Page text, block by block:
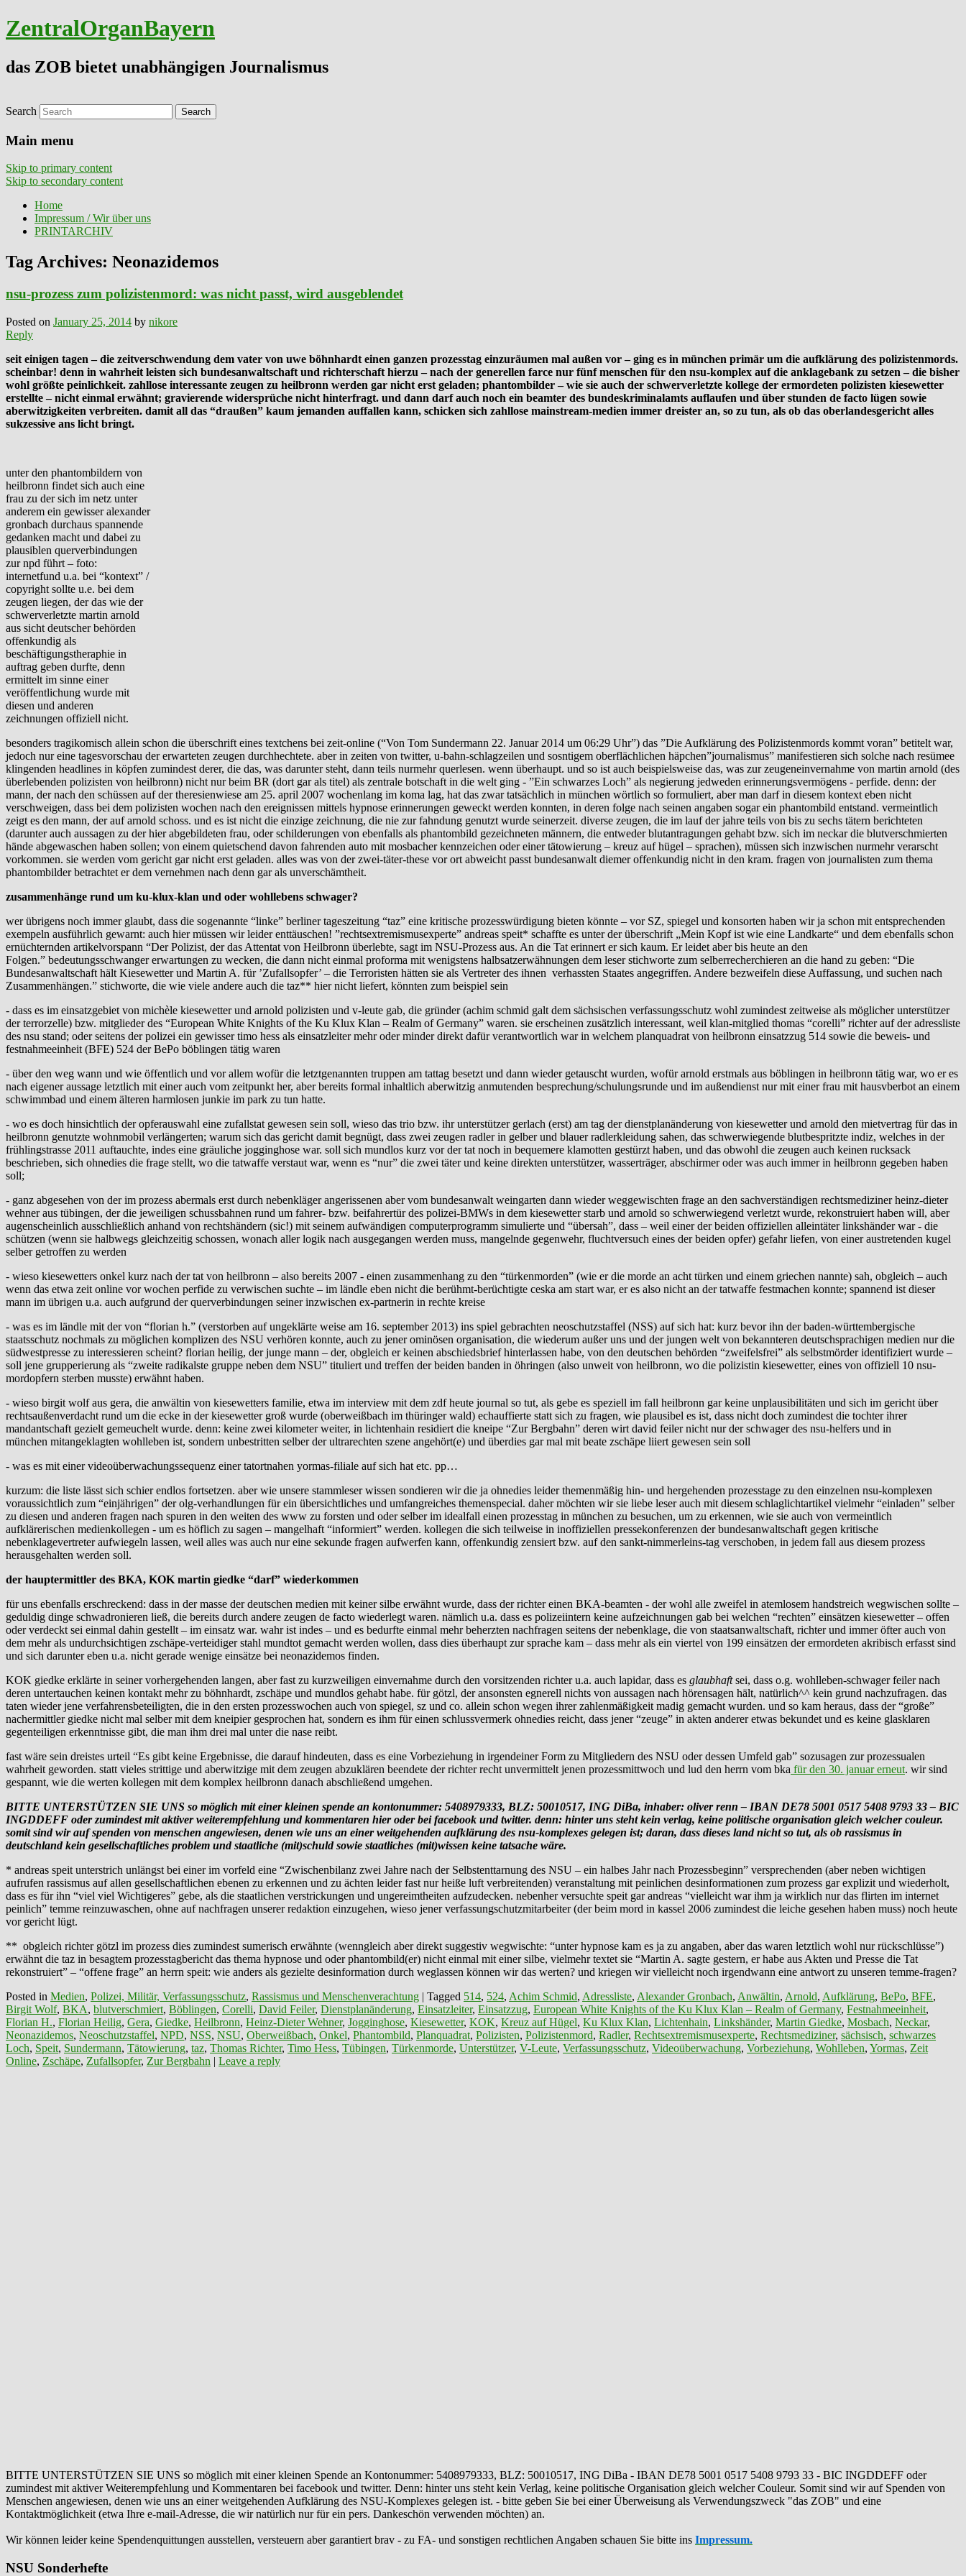
ZentralOrganBayern
das ZOB bietet unabhängigen Journalismus
Search
Main menu
Skip to primary content
Skip to secondary content
Home
Impressum / Wir über uns
PRINTARCHIV
Tag Archives: Neonazidemos
nsu-prozess zum polizistenmord: was nicht passt, wird ausgeblendet
Posted on January 25, 2014 by nikore
Reply
seit einigen tagen – die zeitverschwendung dem vater von uwe böhnhardt einen ganzen prozesstag einzuräumen mal außen vor – ging es in münchen primär um die aufklärung des polizistenmords.
scheinbar! denn in wahrheit leisten sich bundesanwaltschaft und richterschaft hierzu – nach der generellen farce nur fünf menschen für den nsu-komplex auf die anklagebank zu setzen – die bisher
wohl größte peinlichkeit. zahllose interessante zeugen zu heilbronn werden gar nicht erst geladen; phantombilder – wie sie auch der schwerverletzte kollege der ermordeten polizisten kiesewetter
erstellte – nicht einmal erwähnt; gravierende widersprüche nicht hinterfragt. und dann darf auch noch ein beamter des bundeskriminalamts auflaufen und über stunden de facto lügen sowie
aberwitzigkeiten verbreiten. damit all das “draußen” kaum jemanden auffallen kann, schicken sich zahllose mainstream-medien immer dreister an, so zu tun, als ob das oberlandesgericht alles
sukzessive ans licht bringt.
unter den phantombildern von
heilbronn findet sich auch eine
frau zu der sich im netz unter
anderem ein gewisser alexander
gronbach durchaus spannende
gedanken macht und dabei zu
plausiblen querverbindungen
zur npd führt – foto:
internetfund u.a. bei “kontext” /
copyright sollte u.e. bei dem
zeugen liegen, der das wie der
schwerverletzte martin arnold
aus sicht deutscher behörden
offenkundig als
beschäftigungstheraphie in
auftrag geben durfte, denn
ermittelt im sinne einer
veröffentlichung wurde mit
diesen und anderen
zeichnungen offiziell nicht.
besonders tragikomisch allein schon die überschrift eines textchens bei zeit-online (“Von Tom Sundermann 22. Januar 2014 um 06:29 Uhr”) das ”Die Aufklärung des Polizistenmords kommt voran” betitelt war,
jedoch nur eine tagesvorschau der erwarteten zeugen durchhechtete. aber in zeiten von twitter, u-bahn-schlagzeilen und sosntigem oberflächlichen häpchen”journalismus” manifestieren sich solche nach resümee
klingenden headlines in köpfen zumindest derer, die das, was darunter steht, dann teils nurmehr querlesen. wenn überhaupt. und so ist auch beispielsweise das, was zur zeugeneinvernahme von martin arnold (des
überlebenden polizisten von heilbronn) nicht nur beim BR (dort gar als titel) als zentrale botschaft in die welt ging - ”Ein schwarzes Loch” als negierung jedweden erinnerungsvermögens - perfide. denn: der
mann, der nach den schüssen auf der theresienwiese am 25. april 2007 wochenlang im koma lag, hat das zwar tatsächlich in münchen wörtlich so formuliert, aber man darf in diesem kontext eben nicht
verschweigen, dass bei dem polizisten wochen nach den ereignissen mittels hypnose erinnerungen geweckt werden konnten, in deren folge nach seinen angaben sogar ein phantombild entstand. vermeintlich
zeigt es den mann, der auf arnold schoss. und es ist nicht die einzige zeichnung, die nie zur fahndung genutzt wurde seinerzeit. diverse zeugen, die im lauf der jahre teils von bis zu sechs tätern berichteten
(darunter auch aussagen zu der hier abgebildeten frau, oder schilderungen von ebenfalls als phantombild gezeichneten männern, die entweder blutantragungen gehabt bzw. sich im neckar die blutverschmierten
hände abgewaschen haben sollen; von einem quietschend davon fahrenden auto mit mosbacher kennzeichen oder einer tätowierung – kreuz auf hügel – sprachen), müssen sich inzwischen nurmehr verarscht
vorkommen. sie werden vom gericht gar nicht erst geladen. alles was von der zwei-täter-these vor ort abweicht passt bundesanwalt diemer offenkundig nicht in den kram. fragen von journalisten zum thema
phantombilder betrachtet er dem vernehmen nach denn gar als unverschämtheit.
zusammenhänge rund um ku-klux-klan und oder wohllebens schwager?
wer übrigens noch immer glaubt, dass die sogenannte “linke” berliner tageszeitung “taz” eine kritische prozesswürdigung bieten könnte – vor SZ, spiegel und konsorten haben wir ja schon mit entsprechenden
exempeln ausführlich gewarnt: auch hier müssen wir leider enttäuschen! ”rechtsextremismusexperte” andreas speit* schaffte es unter der überschrift „Mein Kopf ist wie eine Landkarte“ und dem ebenfalls schon
ernüchternden artikelvorspann “Der Polizist, der das Attentat von Heilbronn überlebte, sagt im NSU-Prozess aus. An die Tat erinnert er sich kaum. Er leidet aber bis heute an den
Folgen.” bedeutungsschwanger erwartungen zu wecken, die dann nicht einmal proforma mit wenigstens halbsatzerwähnungen dem leser stichworte zum selberrecherchieren an die hand zu geben: “Die
Bundesanwaltschaft hält Kiesewetter und Martin A. für ’Zufallsopfer’ – die Terroristen hätten sie als Vertreter des ihnen verhassten Staates angegriffen. Andere bezweifeln diese Auffassung, und suchen nach
Zusammenhängen.” stichworte, die wie viele andere auch die taz** hier nicht liefert, könnten zum beispiel sein
- dass es im einsatzgebiet von michèle kiesewetter und arnold polizisten und v-leute gab, die gründer (achim schmid galt dem sächsischen verfassungsschutz wohl zumindest zeitweise als möglicher unterstützer
der terrorzelle) bzw. mitglieder des “European White Knights of the Ku Klux Klan – Realm of Germany” waren. sie erscheinen zusätzlich interessant, weil klan-mitglied thomas “corelli” richter auf der adressliste
des nsu stand; oder seitens der polizei ein gewisser timo hess als einsatzleiter mehr oder minder direkt dafür verantwortlich war in welchem planquadrat von heilbronn einsatzzug 514 sowie die beweis- und
festnahmeeinheit (BFE) 524 der BePo böblingen tätig waren
- über den weg wann und wie öffentlich und vor allem wofür die letztgenannten truppen am tattag besetzt und dann wieder getauscht wurden, wofür arnold erstmals aus böblingen in heilbronn tätig war, wo er es
nach eigener aussage letztlich mit einer auch vom zeitpunkt her, aber bereits formal inhaltlich aberwitzig anmutenden besprechung/schulungsrunde und im außendienst nur mit einer frau mit hausvberbot an einem
schwimmbad und einem älteren harmlosen junkie im park zu tun hatte.
- wo es doch hinsichtlich der opferauswahl eine zufallstat gewesen sein soll, wieso das trio bzw. ihr unterstützer gerlach (erst) am tag der dienstplanänderung von kiesewetter und arnold den mietvertrag für das in
heilbronn genutzte wohnmobil verlängerten; warum sich das gericht damit begnügt, dass zwei zeugen radler in gelber und blauer radlerkleidung sahen, das schwerwiegende blutbespritzte indiz, welches in der
frühlingstrasse 2011 auftauchte, indes eine gräuliche jogginghose war. soll sich mundlos kurz vor der tat noch in bequemere klamotten gestürzt haben, und das obwohl die zeugen auch keinen rucksack
beschrieben, sich ohnedies die frage stellt, wo die tatwaffe verstaut war, wenn es “nur” die zwei täter und keine direkten unterstützer, wasserträger, abschirmer oder was auch immer in heilbronn gegeben haben
soll;
- ganz abgesehen von der im prozess abermals erst durch nebenkläger angerissenen aber vom bundesanwalt weingarten dann wieder weggewischten frage an den sachverständigen rechtsmediziner heinz-dieter
wehner aus tübingen, der die jeweiligen schussbahnen rund um fahrer- bzw. beifahrertür des polizei-BMWs in dem kiesewetter starb und arnold so schwerwiegend verletzt wurde, rekonstruiert haben will, aber
augenscheinlich ausschließlich anhand von rechtshändern (sic!) mit seinem aufwändigen computerprogramm simulierte und “übersah”, dass – weil einer der beiden offiziellen alleintäter linkshänder war - die
schützen (wenn sie halbwegs gleichzeitig schossen, wonach aller logik nach ausgegangen werden muss, mangelnde gegenwehr, fluchtversuch eines der beiden opfer) gefahr liefen, von einer austretenden kugel
selber getroffen zu werden
- wieso kiesewetters onkel kurz nach der tat von heilbronn – also bereits 2007 - einen zusammenhang zu den “türkenmorden” (wie er die morde an acht türken und einem griechen nannte) sah, obgleich – auch
wenn das etwa zeit online vor wochen perfide zu verwischen suchte – im ländle eben nicht die berühmt-berüchtigte ceska am start war, er es also nicht an der tatwaffe festmachen konnte; spannend ist dieser
mann im übrigen u.a. auch aufgrund der querverbindungen seiner inzwischen ex-partnerin in rechte kreise
- was es im ländle mit der von “florian h.” (verstorben auf ungeklärte weise am 16. september 2013) ins spiel gebrachten neoschutzstaffel (NSS) auf sich hat: kurz bevor ihn der baden-württembergische
staatsschutz nochmals zu möglichen komplizen des NSU verhören konnte, auch zu jener ominösen organisation, die wiederum außer uns und der jungen welt von bekannteren deutschsprachigen medien nur die
südwestpresse zu interessieren scheint? florian heilig, der junge mann – der, obgleich er keinen abschiedsbrief hinterlassen habe, von den deutschen behörden “zweifelsfrei” als selbstmörder identifiziert wurde –
soll jene grupperierung als “zweite radikalste gruppe neben dem NSU” tituliert und treffen der beiden banden in öhringen (also unweit von heilbronn, wo die polizistin kiesewetter, eines von offiziell 10 nsu-
mordopfern sterben musste) erwähnt haben.
- wieso birgit wolf aus gera, die anwältin von kiesewetters familie, etwa im interview mit dem zdf heute journal so tut, als gebe es speziell im fall heilbronn gar keine unplausibilitäten und sich im gericht über
rechtsaußenverdacht rund um die ecke in der kiesewetter groß wurde (oberweißbach im thüringer wald) echauffierte statt sich zu fragen, wie plausibel es ist, dass nicht doch zumindest die tochter ihrer
mandantschaft gezielt gemeuchelt wurde. denn: keine zwei kilometer weiter, in lichtenhain residiert die kneipe “Zur Bergbahn” deren wirt david feiler nicht nur der schwager des nsu-helfers und in
münchen mitangeklagten wohlleben ist, sondern unbestritten selber der ultrarechten szene angehört(e) und überdies gar mal mit beate zschäpe liiert gewesen sein soll
- was es mit einer videoüberwachungssequenz einer tatortnahen yormas-filiale auf sich hat etc. pp…
kurzum: die liste lässt sich schier endlos fortsetzen. aber wie unsere stammleser wissen sondieren wir die ja ohnedies leider themenmäßig hin- und hergehenden prozesstage zu den einzelnen nsu-komplexen
voraussichtlich zum “einjährigen” der olg-verhandlungen für ein übersichtliches und umfangreiches themenspecial. daher möchten wir sie liebe leser auch mit diesem schlaglichtartikel vielmehr “einladen” selber
zu diesen und anderen fragen nach spuren in den weiten des www zu forsten und oder selber im idealfall einen prozesstag in münchen zu besuchen, um zu erkennen, wie sie auch von vermeintlich
aufklärerischen medienkollegen - um es höflich zu sagen – mangelhaft “informiert” werden. kollegen die sich teilweise in inoffiziellen pressekonferenzen der bundesanwaltschaft gegen kritische
nebenklagevertreter aufwiegeln lassen, weil alles was auch nur eine sekunde fragen aufwerfen kann, offenkundig zensiert bzw. auf den sankt-nimmerleins-tag verschoben, in jedem fall aus diesem prozess
herausgehalten werden soll.
der hauptermittler des BKA, KOK martin giedke “darf” wiederkommen
für uns ebenfalls erschreckend: dass in der masse der deutschen medien mit keiner silbe erwähnt wurde, dass der richter einen BKA-beamten - der wohl alle zweifel in atemlosem handstreich wegwischen sollte –
geduldig dinge schwadronieren ließ, die bereits durch andere zeugen de facto wiederlegt waren. nämlich u.a. dass es polizeiintern keine aufzeichnungen gab bei welchen “rechten” einsätzen kiesewetter – offen
oder verdeckt sei einmal dahin gestellt – im einsatz war. wahr ist indes – und es bedurfte einmal mehr beherzten nachfragen seitens der nebenklage, die von staatsanwaltschaft, richter und immer öfter auch von
dem mehr als undurchsichtigen zschäpe-verteidiger stahl mundtot gemacht werden wollen, dass dies überhaupt zur sprache kam – dass mehr als ein viertel von 199 einsätzen der ermordeten akribisch erfasst sind
und sich darunter eben u.a. nicht gerade wenige einsätze bei neonazidemos finden.
KOK giedke erklärte in seiner vorhergehenden langen, aber fast zu kurzweiligen einvernahme durch den vorsitzenden richter u.a. auch lapidar, dass es glaubhaftsei, dass o.g. wohlleben-schwager feiler nach
deren untertauchen keinen kontakt mehr zu böhnhardt, zschäpe und mundlos gehabt habe. für götzl, der ansonsten egnerell nichts von aussagen nach hörensagen hält, natürlich^^ kein grund nachzufragen. das
taten wieder jene verfahrensbeteiligten, die in den ersten prozesswochen auch von spiegel, sz und co. allein schon wegen ihrer zahlenmäßigkeit madig gemacht wurden. und so kam heraus, dass der “große”
nachermittler giedke nicht mal selber mit dem kneipier gesprochen hat, sondern es ihm für einen schlussvermerk ohnedies reicht, dass jener “zeuge” in akten anderer etwas bekundet und es keine glasklaren
gegenteiligen erkenntnisse gibt, die man ihm drei mal unter die nase reibt.
fast wäre sein dreistes urteil “Es gibt keine Ergebnisse, die darauf hindeuten, dass es eine Vorbeziehung in irgendeiner Form zu Mitgliedern des NSU oder dessen Umfeld gab” sozusagen zur prozessualen
wahrheit geworden. statt vieles strittige und aberwitzige mit dem zeugen abzuklären beendete der richter recht unvermittelt jenen prozessmittwoch und lud den herrn vom bka für den 30. januar erneut. wir sind
gespannt, wie die werten kollegen mit dem komplex heilbronn danach abschließend umgehen.
BITTE UNTERSTÜTZEN SIE UNS so möglich mit einer kleinen spende an kontonummer: 5408979333, BLZ: 50010517, ING DiBa, inhaber: oliver renn – IBAN DE78 5001 0517 5408 9793 33 – BIC
INGDDEFF oder zumindest mit aktiver weiterempfehlung und kommentaren hier oder bei facebook und twitter. denn: hinter uns steht kein verlag, keine politische organisation gleich welcher couleur.
somit sind wir auf spenden von menschen angewiesen, denen wie uns an einer weitgehenden aufklärung des nsu-komplexes gelegen ist; daran, dass dieses land nicht so tut, als ob rassismus in
deutschland kein gesellschaftliches problem und staatliche (mit)schuld sowie staatliches (mit)wissen keine tatsache wäre.
* andreas speit unterstrich unlängst bei einer im vorfeld eine “Zwi­schen­bi­lanz zwei Jahre nach der Selbst­ent­tar­nung des NSU – ein hal­bes Jahr nach Pro­zess­be­ginn” versprechenden (aber neben wichtigen
aufrufen rassismus auf allen gesellschaftlichen ebenen zu erkennen und zu ächten leider fast nur heiße luft verbreitenden) veranstaltung mit peinlichen desinformationen zum prozess gar explizit und wiederholt,
dass es für ihn “viel viel Wichtigeres” gebe, als die staatlichen verstrickungen und ungereimtheiten aufzudecken. nebenher versuchte speit gar andreas “vielleicht war ihm ja wirklich nur das flirten im internet
peinlich” temme reinzuwaschen, ohne auf nachfragen unserer redaktion einzugehen, wieso jener verfassungschutzmitarbeiter (der beim mord in kassel 2006 zumindest die leiche gesehen haben muss) noch heute
vor gericht lügt.
** obgleich richter götzl im prozess dies zumindest sumerisch erwähnte (wenngleich aber direkt suggestiv wegwischte: “unter hypnose kam es ja zu angaben, aber das waren letztlich wohl nur rückschlüsse”)
erwähnt die taz in besagtem prozesstagbericht das thema hypnose und oder phantombild(er) nicht einmal mit einer silbe, vielmehr textet sie “Martin A. sagte gestern, er habe aus Akten und Presse die Tat
rekonstruiert” – “offene frage” an herrn speit: wie anders als gezielte desinformation durch weglassen können wir das werten? und kriegen wir vielleicht noch irgendwann eine antwort zu unseren temme-fragen?
Posted in Medien, Polizei, Militär, Verfassungsschutz, Rassismus und Menschenverachtung | Tagged 514, 524, Achim Schmid, Adressliste, Alexander Gronbach, Anwältin, Arnold, Aufklärung, BePo, BFE,
Birgit Wolf, BKA, blutverschmiert, Böblingen, Corelli, David Feiler, Dienstplanänderung, Einsatzleiter, Einsatzzug, European White Knights of the Ku Klux Klan – Realm of Germany, Festnahmeeinheit,
Florian H., Florian Heilig, Gera, Giedke, Heilbronn, Heinz-Dieter Wehner, Jogginghose, Kiesewetter, KOK, Kreuz auf Hügel, Ku Klux Klan, Lichtenhain, Linkshänder, Martin Giedke, Mosbach, Neckar,
Neonazidemos, Neoschutzstaffel, NPD, NSS, NSU, Oberweißbach, Onkel, Phantombild, Planquadrat, Polizisten, Polizistenmord, Radler, Rechtsextremismusexperte, Rechtsmediziner, sächsisch, schwarzes
Loch, Speit, Sundermann, Tätowierung, taz, Thomas Richter, Timo Hess, Tübingen, Türkenmorde, Unterstützer, V-Leute, Verfassungsschutz, Videoüberwachung, Vorbeziehung, Wohlleben, Yormas, Zeit
Online, Zschäpe, Zufallsopfer, Zur Bergbahn | Leave a reply
BITTE UNTERSTÜTZEN SIE UNS so möglich mit einer kleinen Spende an Kontonummer: 5408979333, BLZ: 50010517, ING DiBa - IBAN DE78 5001 0517 5408 9793 33 - BIC INGDDEFF oder
zumindest mit aktiver Weiterempfehlung und Kommentaren bei facebook und twitter. Denn: hinter uns steht kein Verlag, keine politische Organisation gleich welcher Couleur. Somit sind wir auf Spenden von
Menschen angewiesen, denen wie uns an einer weitgehenden Aufklärung des NSU-Komplexes gelegen ist. - bitte geben Sie bei einer Überweisung als Verwendungszweck "das ZOB" und eine
Kontaktmöglichkeit (etwa Ihre e-mail-Adresse, die wir natürlich nur für ein pers. Dankeschön verwenden möchten) an.
Wir können leider keine Spendenquittungen ausstellen, versteuern aber garantiert brav - zu FA- und sonstigen rechtlichen Angaben schauen Sie bitte ins Impressum.
NSU Sonderhefte